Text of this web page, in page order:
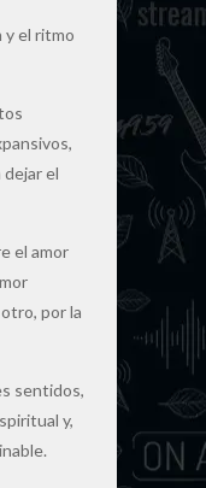
y el ritmo
el
el amor
por la
sentidos,
y,